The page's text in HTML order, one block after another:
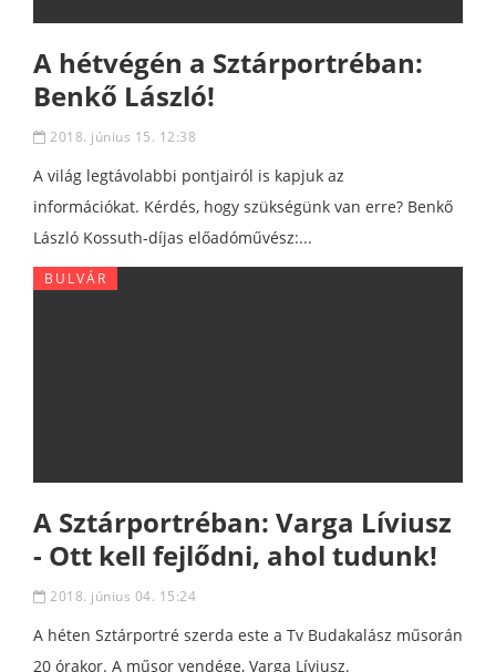
A hétvégén a Sztárportréban:
Benkő László!
2018. június 15. 12:38
A világ legtávolabbi pontjairól is kapjuk az
információkat. Kérdés, hogy szükségünk van erre? Benkő
László Kossuth-díjas előadóművész:...
BULVÁR
A Sztárportréban: Varga Líviusz
- Ott kell fejlődni, ahol tudunk!
2018. június 04. 15:24
A héten Sztárportré szerda este a Tv Budakalász műsorán
20 órakor. A műsor vendége, Varga Líviusz.